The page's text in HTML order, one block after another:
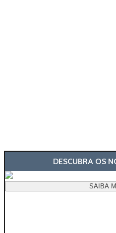
DESCUBRA OS
SAIBA